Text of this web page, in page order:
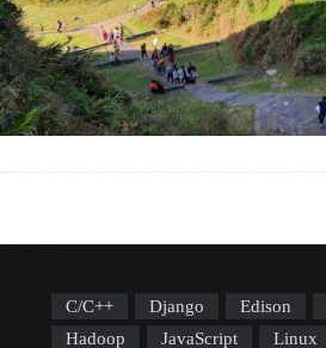
C/C++ Django Edison
Hadoop
JavaScript Linux